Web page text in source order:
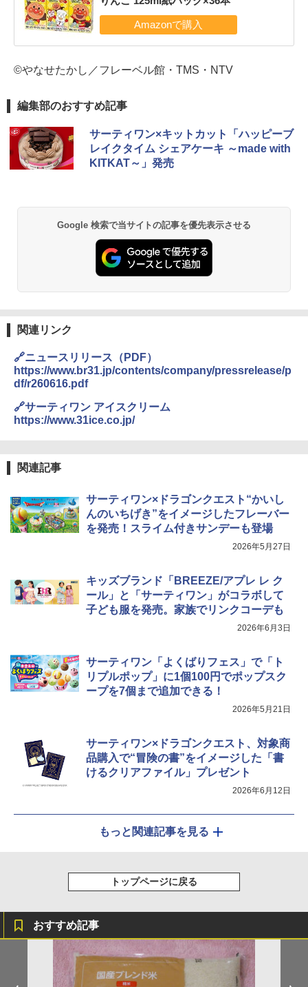
©やなせたかし／フレーベル館・TMS・NTV
編集部のおすすめ記事
サーティワン×キットカット「ハッピーブ
レイクタイム シェアケーキ ～made with
KITKAT～」発売
Google 検索で当サイトの記事を優先表示させる
関連リンク
🔗ニュースリリース（PDF）
https://www.br31.jp/contents/company/pressrelease/p
df/r260616.pdf
🔗サーティワン アイスクリーム
https://www.31ice.co.jp/
関連記事
サーティワン×ドラゴンクエスト“かいし
んのいちげき”をイメージしたフレーバー
を発売！スライム付きサンデーも登場
2026年5月27日
キッズブランド「BREEZE/アプレ レ ク
ール」と「サーティワン」がコラボして
子ども服を発売。家族でリンクコーデも
2026年6月3日
サーティワン「よくばりフェス」で「ト
リプルポップ」に1個100円でポップスク
ープを7個まで追加できる！
2026年5月21日
サーティワン×ドラゴンクエスト、対象商
品購入で“冒険の書”をイメージした「書
けるクリアファイル」プレゼント
2026年6月12日
もっと関連記事を見る
トップページに戻る
おすすめ記事